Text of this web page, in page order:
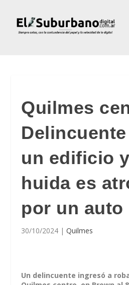
Quilmes
un edificio
huida es
por un auto
30/10/2024 |Quilmes
Un delincuente ingresó a